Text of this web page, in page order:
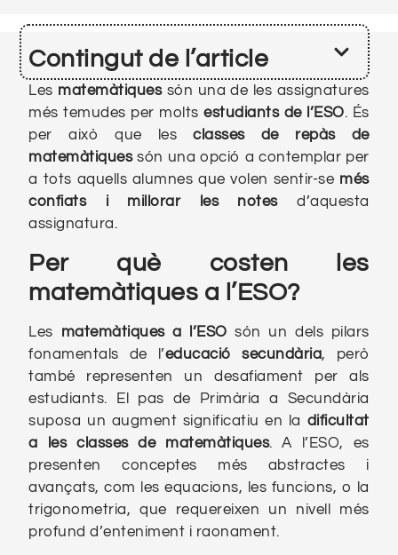
Contingut de l’article
Les matemàtiques són una de les assignatures
més temudes per moltsestudiants de l’ESO. És
per això que lesclasses de repàs de
matemàtiquessón una opció a contemplar per
a tots aquells alumnes que volen sentir-se més
confiats i millorar les notesd’aquesta
assignatura.
Per què costen les
matemàtiques a l’ESO?
Les matemàtiques a l’ESO són un dels pilars
fonamentals de l’educació secundària, però
també representen un desafiament per als
estudiants. El pas de Primària a Secundària
suposa un augment significatiu en la dificultat
a les classes de matemàtiques. A l’ESO, es
presenten conceptes més abstractes i
avançats, com les equacions, les funcions, o la
trigonometria, que requereixen un nivell més
profund d’enteniment i raonament.